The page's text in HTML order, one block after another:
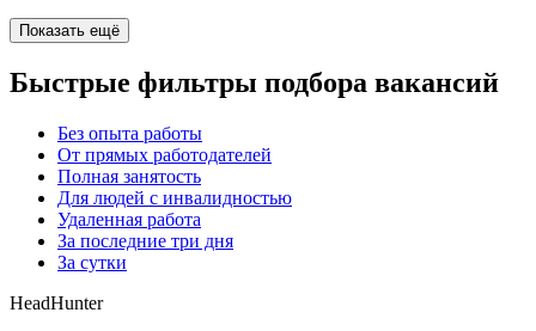
Показать ещё
Быстрые фильтры подбора вакансий
Без опыта работы
От прямых работодателей
Полная занятость
Для людей с инвалидностью
Удаленная работа
За последние три дня
За сутки
HeadHunter